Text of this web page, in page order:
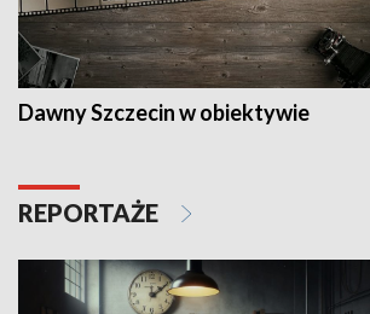
Dawny Szczecin w obiektywie
REPORTAŻE